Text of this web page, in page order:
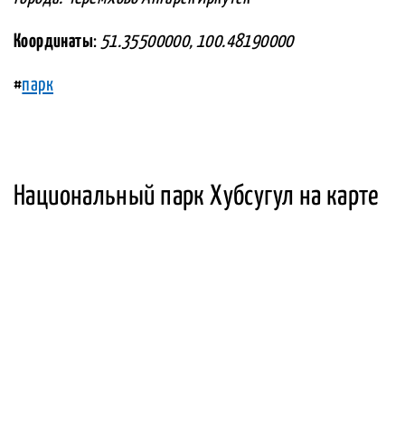
Координаты: 51.35500000, 100.48190000
#парк
Национальный парк Хубсугул на карте